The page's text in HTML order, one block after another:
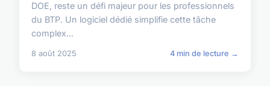
DOE, reste un défi majeur pour les professionnels
du BTP. Un logiciel dédié simplifie cette tâche
complex...
8 août 2025 4 min de lecture →